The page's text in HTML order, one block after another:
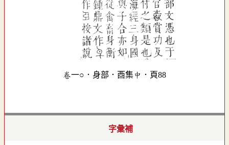
卷一○．身部．酉集中．頁88
字彙補